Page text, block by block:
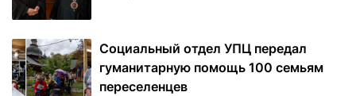
Социальный отдел УПЦ передал
гуманитарную помощь 100 семьям
переселенцев